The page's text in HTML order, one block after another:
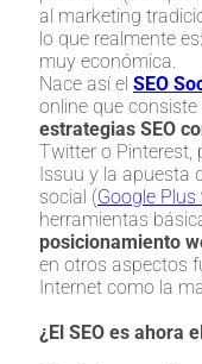
al marketing
lo que realmente
muy económica.
Nace así el SEO
online que
estrategias SEO
Twitter o Pinterest,
Issuu y la apuesta
social (Google
herramientas
posicionamiento
en otros aspectos
Internet como la
¿El SEO es ahora